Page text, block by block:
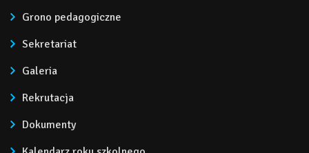
Grono pedagogiczne
Sekretariat
Galeria
Rekrutacja
Dokumenty